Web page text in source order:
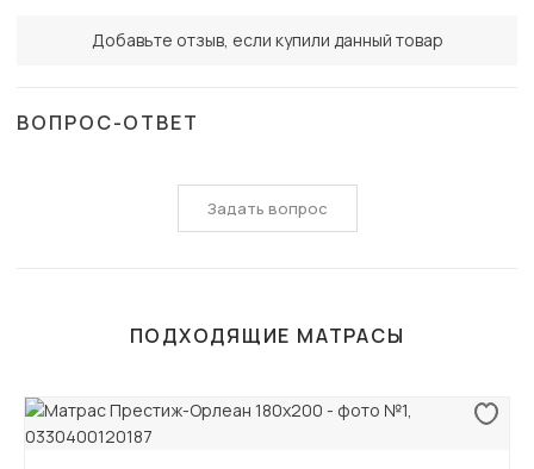
Добавьте отзыв, если купили данный товар
ВОПРОС-ОТВЕТ
Задать вопрос
ПОДХОДЯЩИЕ МАТРАСЫ